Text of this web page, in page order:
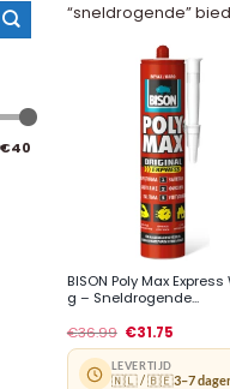
€40
“sneldrogende”
BISON Poly Max Express
g – Sneldrogende...
€36.99 €31.75
LEVERTIJD
🇳🇱 / 🇧🇪3–7